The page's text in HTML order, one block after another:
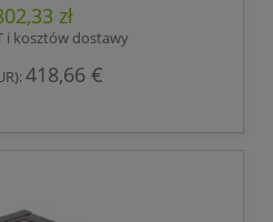
BOKU zł
i kosztów dostawy
418,66 €